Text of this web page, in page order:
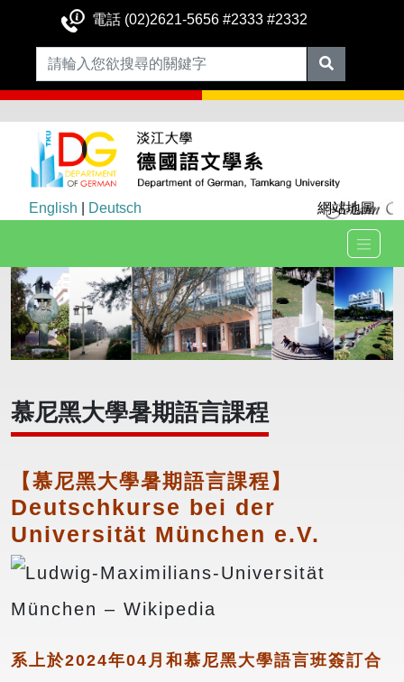
電話 (02)2621-5656 #2333 #2332
English Deutsch 網站地圖
慕尼黑大學暑期語言課程
【慕尼黑大學暑期語言課程】
Deutschkurse bei der
Universität München e.V.
系上於2024年04月和慕尼黑大學語言班簽訂合